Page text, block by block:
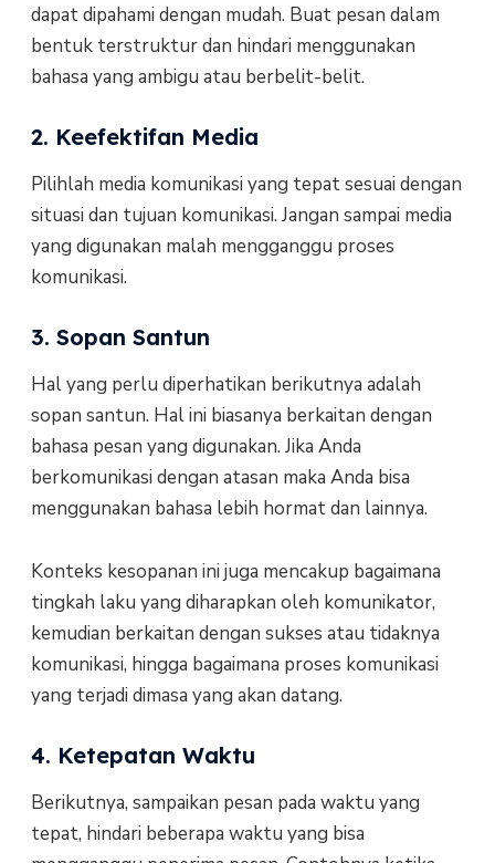
dapat dipahami dengan mudah. Buat pesan dalam
bentuk terstruktur dan hindari menggunakan
bahasa yang ambigu atau berbelit-belit.
2. Keefektifan Media
Pilihlah media komunikasi yang tepat sesuai dengan
situasi dan tujuan komunikasi. Jangan sampai media
yang digunakan malah mengganggu proses
komunikasi.
3. Sopan Santun
Hal yang perlu diperhatikan berikutnya adalah
sopan santun. Hal ini biasanya berkaitan dengan
bahasa pesan yang digunakan. Jika Anda
berkomunikasi dengan atasan maka Anda bisa
menggunakan bahasa lebih hormat dan lainnya.
Konteks kesopanan ini juga mencakup bagaimana
tingkah laku yang diharapkan oleh komunikator,
kemudian berkaitan dengan sukses atau tidaknya
komunikasi, hingga bagaimana proses komunikasi
yang terjadi dimasa yang akan datang.
4. Ketepatan Waktu
Berikutnya, sampaikan pesan pada waktu yang
tepat, hindari beberapa waktu yang bisa